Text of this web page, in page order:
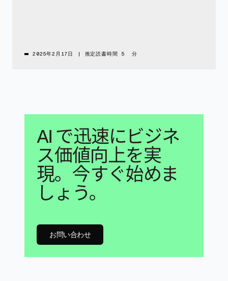
2025年2月17日 推定読書時間 5 分
AI で迅速にビジネ
ス価値向上を実
現。今すぐ始めま
しょう。
お問い合わせ